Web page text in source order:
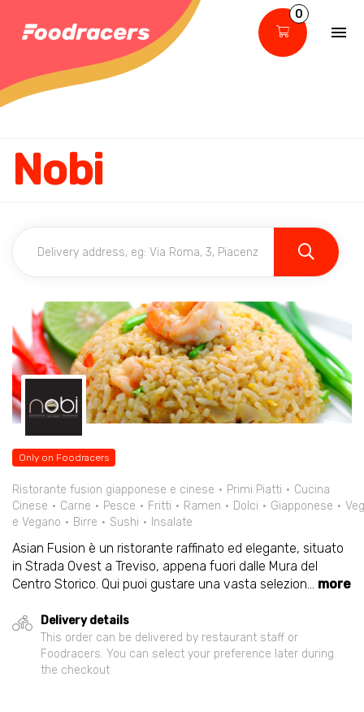
0
Nobi
Only on Foodracers
Ristorante fusion giapponese e cinese Primi Piatti
Cucina
Cinese
Carne Pesce Fritti Ramen Dolci Giapponese
e Vegano
Birre Sushi Insalate
Asian Fusion è un ristorante raffinato ed elegante, situato
in Strada Ovest a Treviso, appena fuori dalle Mura del
Centro Storico. Qui puoi gustare una vasta selezion... more
Delivery details
This order can be delivered by restaurant staff or
Foodracers. You can select your preference later during
the checkout